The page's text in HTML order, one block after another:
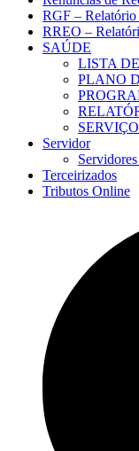
RGF – Relatório
RREO –
SAÚDE
LISTA
PLANO
Servidor
Terceirizados
Tributos Online